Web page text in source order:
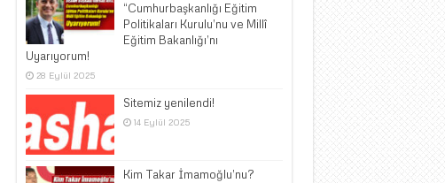
“Cumhurbaşkanlığı Eğitim
Politikaları Kurulu’nu ve Millî
Eğitim Bakanlığı’nı
Uyarıyorum!
28 Eylül 2025
Sitemiz yenilendi!
14 Eylül 2025
Kim Takar İmamoğlu’nu?